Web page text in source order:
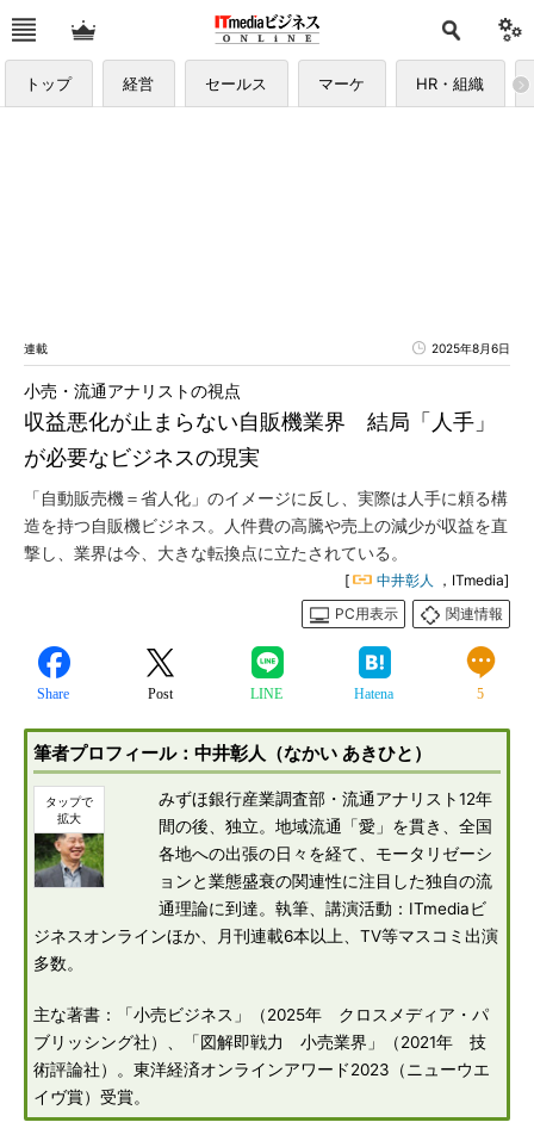
トップ 経営 セールス マーケ HR・組織
連載 2025年8月6日
収益悪化が止まらない自販機業界 結局「人手」
が必要なビジネスの現実
小売・流通アナリストの視点
「自動販売機＝省人化」のイメージに反し、実際は人手に頼る構
造を持つ自販機ビジネス。人件費の高騰や売上の減少が収益を直
撃し、業界は今、大きな転換点に立たされている。
[ 中井彰人
，ITmedia]
PC用表示
関連情報
Share Post LINE Hatena 5
筆者プロフィール：中井彰人（なかい あきひと）
みずほ銀行産業調査部・流通アナリスト12年
間の後、独立。地域流通「愛」を貫き、全国
各地への出張の日々を経て、モータリゼーシ
ョンと業態盛衰の関連性に注目した独自の流
通理論に到達。執筆、講演活動：ITmediaビ
ジネスオンラインほか、月刊連載6本以上、TV等マスコミ出演
多数。
主な著書：「小売ビジネス」（2025年 クロスメディア・パ
ブリッシング社）、「図解即戦力 小売業界」（2021年 技
術評論社）。東洋経済オンラインアワード2023（ニューウエ
イヴ賞）受賞。